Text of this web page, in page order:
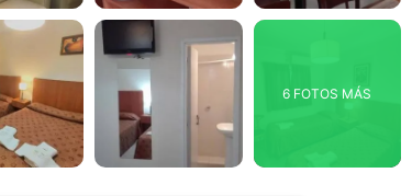
6 FOTOS MÁS